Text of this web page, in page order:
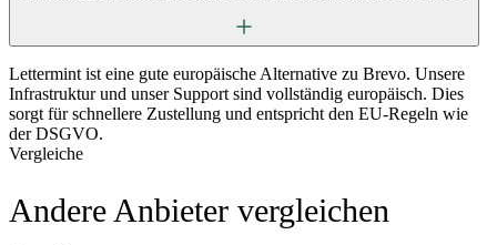
Lettermint ist eine gute europäische Alternative zu Brevo. Unsere
Infrastruktur und unser Support sind vollständig europäisch. Dies
sorgt für schnellere Zustellung und entspricht den EU-Regeln wie
der DSGVO.
Vergleiche
Andere Anbieter vergleichen